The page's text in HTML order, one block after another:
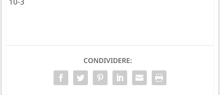
CONDIVIDERE: